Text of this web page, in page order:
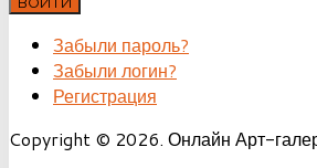
Забыли пароль?
Забыли логин?
Регистрация
Copyright © 2026. Онлайн Арт-